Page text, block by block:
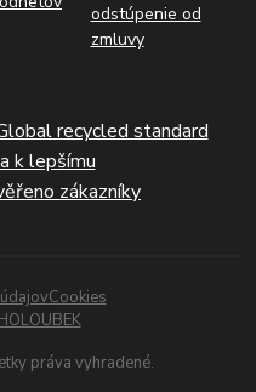
odstúpenie od
zmluvy
Cookies
práva vyhradené.